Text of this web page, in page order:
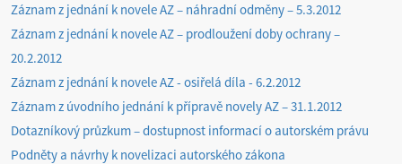
Záznam z jednání k novele AZ – náhradní odměny – 5.3.2012
Záznam z jednání k novele AZ – prodloužení doby ochrany –
20.2.2012
Záznam z jednání k novele AZ - osiřelá díla - 6.2.2012
Záznam z úvodního jednání k přípravě novely AZ – 31.1.2012
Dotazníkový průzkum – dostupnost informací o autorském právu
Podněty a návrhy k novelizaci autorského zákona